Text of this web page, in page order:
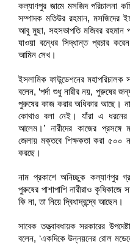
কল্যাণপুর জামে মসজিদ পরিচালনা
সম্পাদক মতিউর রহমান, মসজিদের
আবু মুছা, সহসভাপতি মজিবর রহমান
যাওয়া বন্ধের সিদ্ধান্ত প্রচার
আমিন সেখ।
ইসলামিক ফাউন্ডেশনের
বলেন, ‘পর্দা শুধু নারীর নয়, পুরুষের
পুরুষের কাজ করার অধিকার আছে।
কোথাও বলা নেই। যাঁরা এ ধরনের
আলেম।’ নারীদের কাজের প্রসঙ্গে
জেলায় মক্তবে শিক্ষকতা করা ৫০০
করছে।
নাম প্রকাশে অনিচ্ছুক কল্যাণপুর
পুরুষের পাশাপাশি নারীরাও কৃষিকাজে
কি না, তা নিয়ে দ্বিধাদ্বন্দ্বে আছেন।
সাবেক তত্ত্বাবধায়ক সরকারের
বলেন, ‘একদিকে উন্নয়নের রোল